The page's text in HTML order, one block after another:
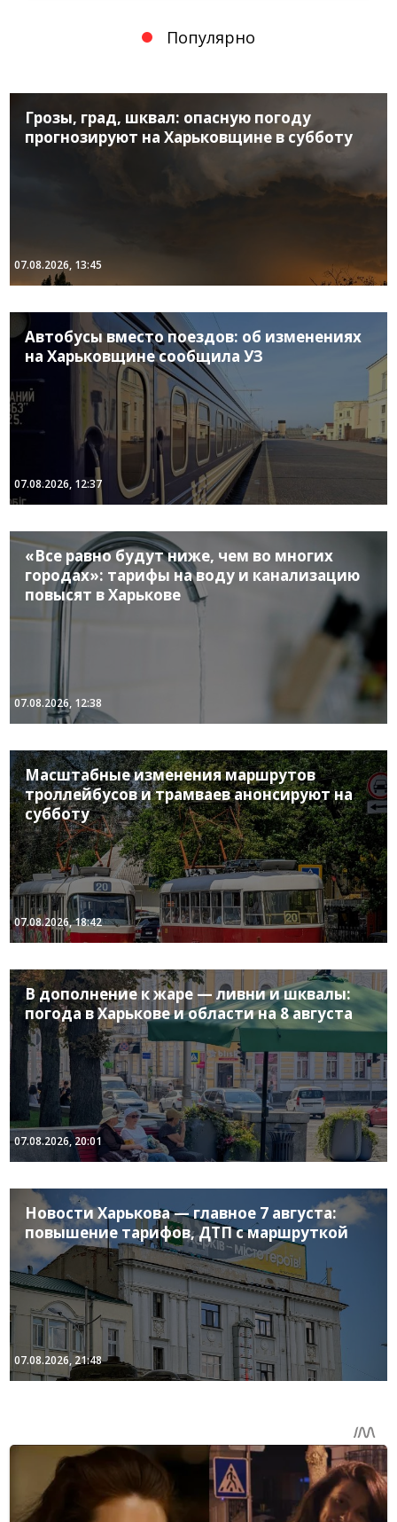
Популярно
Грозы, град, шквал: опасную погоду
прогнозируют на Харьковщине в субботу
07.08.2026, 13:45
Автобусы вместо поездов: об изменениях
на Харьковщине сообщила УЗ
07.08.2026, 12:37
«Все равно будут ниже, чем во многих
городах»: тарифы на воду и канализацию
повысят в Харькове
07.08.2026, 12:38
Масштабные изменения маршрутов
троллейбусов и трамваев анонсируют на
субботу
07.08.2026, 18:42
В дополнение к жаре — ливни и шквалы:
погода в Харькове и области на 8 августа
07.08.2026, 20:01
Новости Харькова — главное 7 августа:
повышение тарифов, ДТП с маршруткой
07.08.2026, 21:48